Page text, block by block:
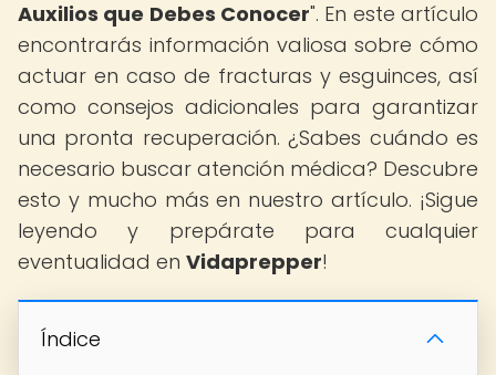
Auxilios que Debes Conocer". En este artículo
encontrarás información valiosa sobre cómo
actuar en caso de fracturas y esguinces, así
como consejos adicionales para garantizar
una pronta recuperación. ¿Sabes cuándo es
necesario buscar atención médica? Descubre
esto y mucho más en nuestro artículo. ¡Sigue
leyendo y prepárate para cualquier
eventualidad en Vidaprepper!
Índice